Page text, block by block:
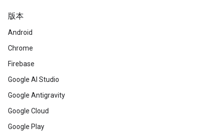
版本
Android
Chrome
Firebase
Google AI Studio
Google Antigravity
Google Cloud
Google Play